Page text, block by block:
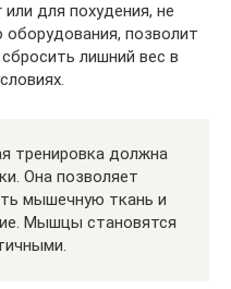
для похудения, не
позволит
лишний вес в
тренировка должна
Она позволяет
мышечную ткань и
Мышцы становятся